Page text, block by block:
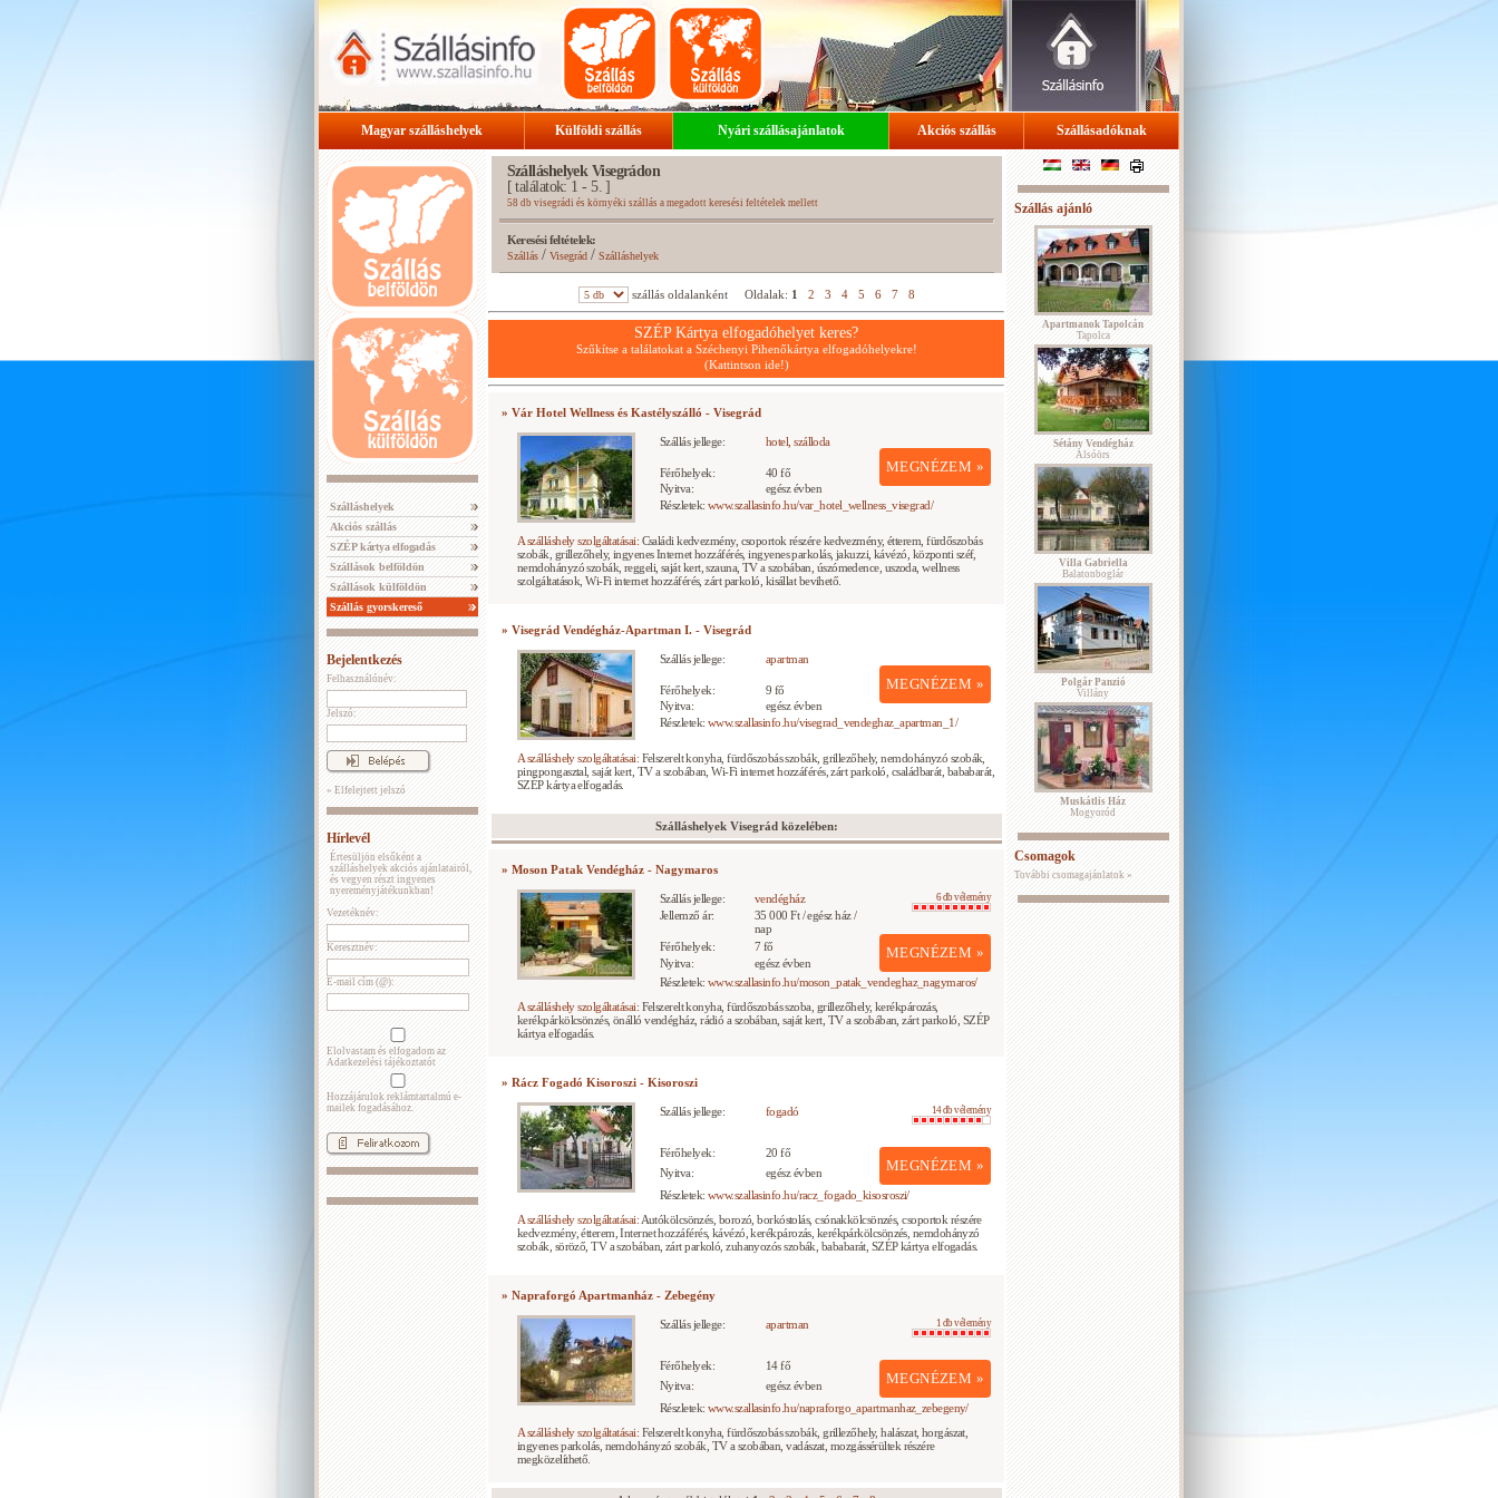
Magyar szálláshelyek Külföldi szállás Nyári szállásajánlatok Akciós szállás Szállásadóknak
Szálláshelyek
Akciós szállás
SZÉP kártya elfogadás
Szállások belföldön
Szállások külföldön
Szállás gyorskereső
Bejelentkezés
Felhasználónév:
Jelszó:
» Elfelejtett jelszó
Hírlevél
Értesüljön elsőként a
szálláshelyek akciós ajánlatairól,
és vegyen részt ingyenes
nyereményjátékunkban!
Vezetéknév:
Keresztnév:
E-mail cím (@):
Elolvastam és elfogadom az
Adatkezelési tájékoztatót
Hozzájárulok reklámtartalmú e-
mailek fogadásához.
Szálláshelyek Visegrádon
[ találatok: 1 - 5. ]
58 db visegrádi és környéki szállás a megadott keresési feltételek mellett
Keresési feltételek:
Szállás/ Visegrád/Szálláshelyek
szállás oldalanként Oldalak: 1 2 3 4 5 6 7 8
SZÉP Kártya elfogadóhelyet keres?
Szűkítse a találatokat a Széchenyi Pihenőkártya elfogadóhelyekre!
(Kattintson ide!)
» Vár Hotel Wellness és Kastélyszálló - Visegrád
Szállás jellege: hotel, szálloda
MEGNÉZEM »
Férőhelyek:
40 fő
Nyitva:
egész évben
Részletek: www.szallasinfo.hu/var_hotel_wellness_visegrad/
A szálláshely szolgáltatásai: Családi kedvezmény, csoportok részére kedvezmény, étterem, fürdőszobás
szobák, grillezőhely, ingyenes Internet hozzáférés, ingyenes parkolás, jakuzzi, kávézó, központi széf,
nemdohányzó szobák, reggeli, saját kert, szauna, TV a szobában, úszómedence, uszoda, wellness
szolgáltatások, Wi-Fi internet hozzáférés, zárt parkoló, kisállat bevihető.
» Visegrád Vendégház-Apartman I. - Visegrád
Szállás jellege: apartman
MEGNÉZEM »
Férőhelyek:
9 fő
Nyitva:
egész évben
Részletek: www.szallasinfo.hu/visegrad_vendeghaz_apartman_1/
A szálláshely szolgáltatásai: Felszerelt konyha, fürdőszobás szobák, grillezőhely, nemdohányzó szobák,
pingpongasztal, saját kert, TV a szobában, Wi-Fi internet hozzáférés, zárt parkoló, családbarát, bababarát,
SZÉP kártya elfogadás.
Szálláshelyek Visegrád közelében:
» Moson Patak Vendégház - Nagymaros
Szállás jellege: vendégház 6 db vélemény
MEGNÉZEM »
Jellemző ár:
35 000 Ft / egész ház /
nap
Férőhelyek:
7 fő
Nyitva:
egész évben
Részletek: www.szallasinfo.hu/moson_patak_vendeghaz_nagymaros/
A szálláshely szolgáltatásai: Felszerelt konyha, fürdőszobás szoba, grillezőhely, kerékpározás,
kerékpárkölcsönzés, önálló vendégház, rádió a szobában, saját kert, TV a szobában, zárt parkoló, SZÉP
kártya elfogadás.
» Rácz Fogadó Kisoroszi - Kisoroszi
Szállás jellege: fogadó 14 db vélemény
MEGNÉZEM »
Férőhelyek:
20 fő
Nyitva:
egész évben
Részletek: www.szallasinfo.hu/racz_fogado_kisosroszi/
A szálláshely szolgáltatásai: Autókölcsönzés, borozó, borkóstolás, csónakkölcsönzés, csoportok részére
kedvezmény, étterem, Internet hozzáférés, kávézó, kerékpározás, kerékpárkölcsönzés, nemdohányzó
szobák, söröző, TV a szobában, zárt parkoló, zuhanyozós szobák, bababarát, SZÉP kártya elfogadás.
» Napraforgó Apartmanház - Zebegény
Szállás jellege: apartman 1 db vélemény
MEGNÉZEM »
Férőhelyek:
14 fő
Nyitva:
egész évben
Részletek: www.szallasinfo.hu/napraforgo_apartmanhaz_zebegeny/
A szálláshely szolgáltatásai: Felszerelt konyha, fürdőszobás szobák, grillezőhely, halászat, horgászat,
ingyenes parkolás, nemdohányzó szobák, TV a szobában, vadászat, mozgássérültek részére
megközelíthető.
Szállás ajánló
Apartmanok Tapolcán
Tapolca
Sétány Vendégház
Alsóörs
Villa Gabriella
Balatonboglár
Polgár Panzió
Villány
Muskátlis Ház
Mogyoród
Csomagok
További csomagajánlatok »